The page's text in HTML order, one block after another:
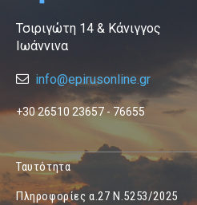
Τσιριγώτη 14 & Κάνιγγος
Ιωάννινα
info@epirusonline.gr
+30 26510 23657 - 76655
Ταυτότητα
Πληροφορίες α.27 Ν.5253/2025